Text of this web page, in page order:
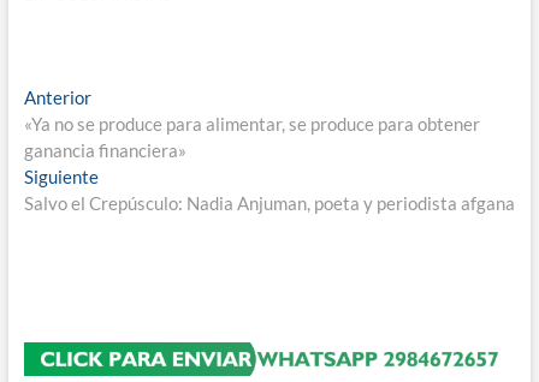
Navegación
de
entradas
AnteriorEntrada
anterior:
«Ya no se produce para alimentar, se produce para obtener
ganancia financiera»
SiguienteEntrada
siguiente:
Salvo el Crepúsculo: Nadia Anjuman, poeta y periodista afgana